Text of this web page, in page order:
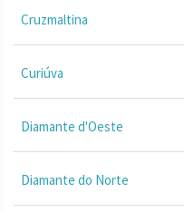
Cruzmaltina
Curiúva
Diamante d'Oeste
Diamante do Norte